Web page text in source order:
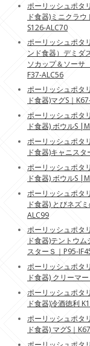
ポーリッシュポタ
ド食器)ミニクラウ
S126-ALC70
ポーリッシュポタ
ンド食器）デミダ
ソカップ＆ソーサ
F37-ALC56
ポーリッシュポタ
ド食器)マグS｜
ポーリッシュポタ
ド食器) ボウルS
ポーリッシュポタ
ド食器)キャニスタ
ポーリッシュポタ
ド食器) ボウルS
ポーリッシュポタ
ド食器) とびネズ
ALC99
ポーリッシュポタ
ド食器)テントウ
スターＳ｜P95-
ポーリッシュポタ
ド食器) クリーマ
ポーリッシュポタ
ド食器)冷酒徳利
ポーリッシュポタ
ド食器) マグS｜